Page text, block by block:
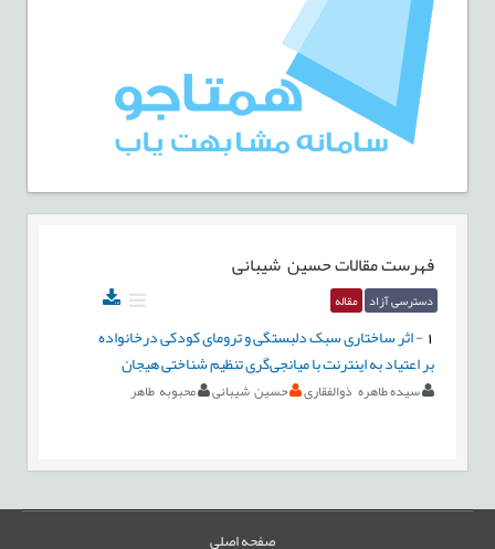
فهرست مقالاتحسین شیبانی
دسترسی آزاد مقاله
-اثر ساختاری سبک دلبستگی و ترومای کودکی درخانواده
بر اعتیاد به اینترنت با میانجی‌گری تنظیم شناختی هیجان
سیده طاهره ذوالفقاری حسین شیبانی محبوبه طاهر
صفحه اصلی